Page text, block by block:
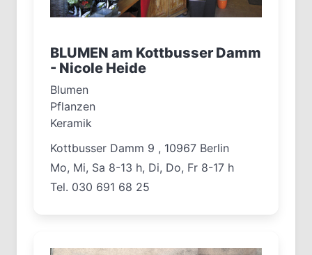
BLUMEN am Kottbusser Damm
- Nicole Heide
Blumen
Pflanzen
Keramik
Kottbusser Damm 9 , 10967 Berlin
Mo, Mi, Sa 8-13 h, Di, Do, Fr 8-17 h
Tel. 030 691 68 25